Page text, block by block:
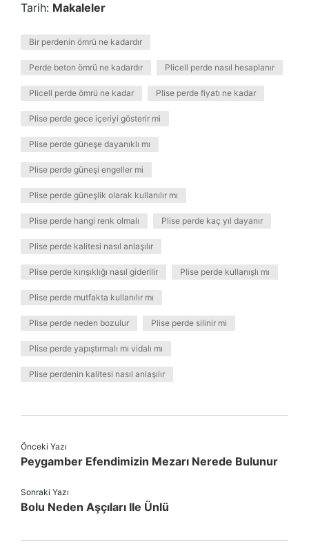
Tarih: Makaleler
Bir perdenin ömrü ne kadardır
Perde beton ömrü ne kadardır Plicell perde nasıl hesaplanır
Plicell perde ömrü ne kadar Plise perde fiyatı ne kadar
Plise perde gece içeriyi gösterir mi
Plise perde güneşe dayanıklı mı
Plise perde güneşi engeller mi
Plise perde güneşlik olarak kullanılır mı
Plise perde hangi renk olmalı Plise perde kaç yıl dayanır
Plise perde kalitesi nasıl anlaşılır
Plise perde kırışıklığı nasıl giderilir Plise perde kullanışlı mı
Plise perde mutfakta kullanılır mı
Plise perde neden bozulur Plise perde silinir mi
Plise perde yapıştırmalı mı vidalı mı
Plise perdenin kalitesi nasıl anlaşılır
Önceki Yazı
Peygamber Efendimizin Mezarı Nerede Bulunur
Sonraki Yazı
Bolu Neden Aşçıları Ile Ünlü